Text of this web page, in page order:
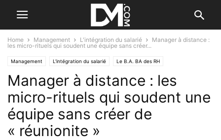
Home Management L'intégration du salarié
Manager à distance :
les micro-rituels qui soudent une équipe sans créer...
Management L'intégration du salarié Le B.A. BA des RH
Motiver ses salariés
Manager à distance : les
micro-rituels qui soudent une
équipe sans créer de
« réunionite »